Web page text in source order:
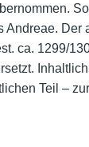
Der
ca. 1299/
Teil – zur